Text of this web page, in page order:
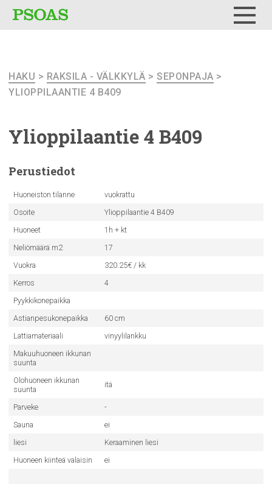
HAKU > RAKSILA - VÄLKKYLÄ > SEPONPAJA >
YLIOPPILAANTIE 4 B409
Ylioppilaantie 4 B409
Perustiedot
Huoneiston tilanne
vuokrattu
Osoite
Ylioppilaantie 4 B409
Huoneet
1h + kt
Neliömäärä m2
17
Vuokra
320.25€ / kk
Kerros
4
Pyykkikonepaikka
Astianpesukonepaikka
60 cm
Lattiamateriaali
vinyylilankku
Makuuhuoneen ikkunan
suunta
Olohuoneen ikkunan
suunta
itä
Parveke
-
Sauna
ei
liesi
Keraaminen liesi
Huoneen kiinteä valaisin
ei